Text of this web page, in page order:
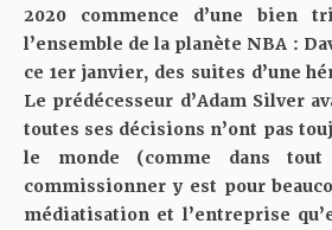
2020 commence d’une bien
l’ensemble de la planète NBA :
ce 1er janvier, des suites d’une
Le prédécesseur d’Adam Silver
toutes ses décisions n’ont pas
le monde (comme dans tout
commissionner y est pour
médiatisation et l’entreprise